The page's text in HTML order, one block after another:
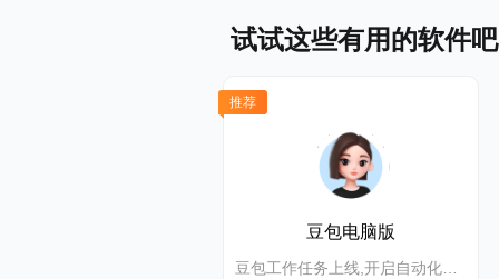
试试这些有用的软件吧
推荐
豆包电脑版